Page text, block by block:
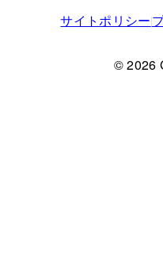
サイトポリシー
© 2026